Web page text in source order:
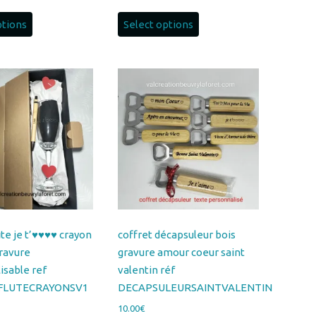
Select options
je t’♥️♥️♥️♥️ crayon
ref
coffret décapsuleur bois
gravure amour coeur saint
valentin réf
DECAPSULEURSAINTVALENTIN
10.00€